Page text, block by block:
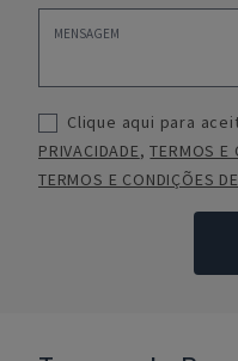
Clique aqui para
PRIVACIDADE,TERMOS E
TERMOS E CONDIÇÕES